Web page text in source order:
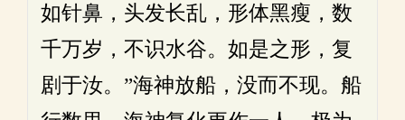
如针鼻，头发长乱，形体黑瘦，数
千万岁，不识水谷。如是之形，复
剧于汝。”海神放船，没而不现。船